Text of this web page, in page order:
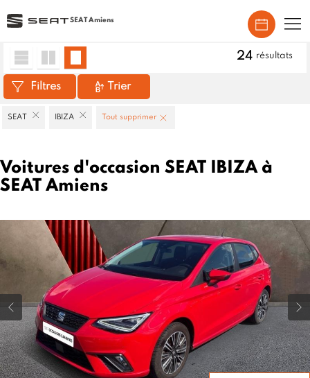
SEAT Amiens
Véhicules d'occasion
SEAT IBIZA Tout supprimer
Filtres Trier
24 résultats
Voitures d'occasion SEAT IBIZA à
SEAT Amiens